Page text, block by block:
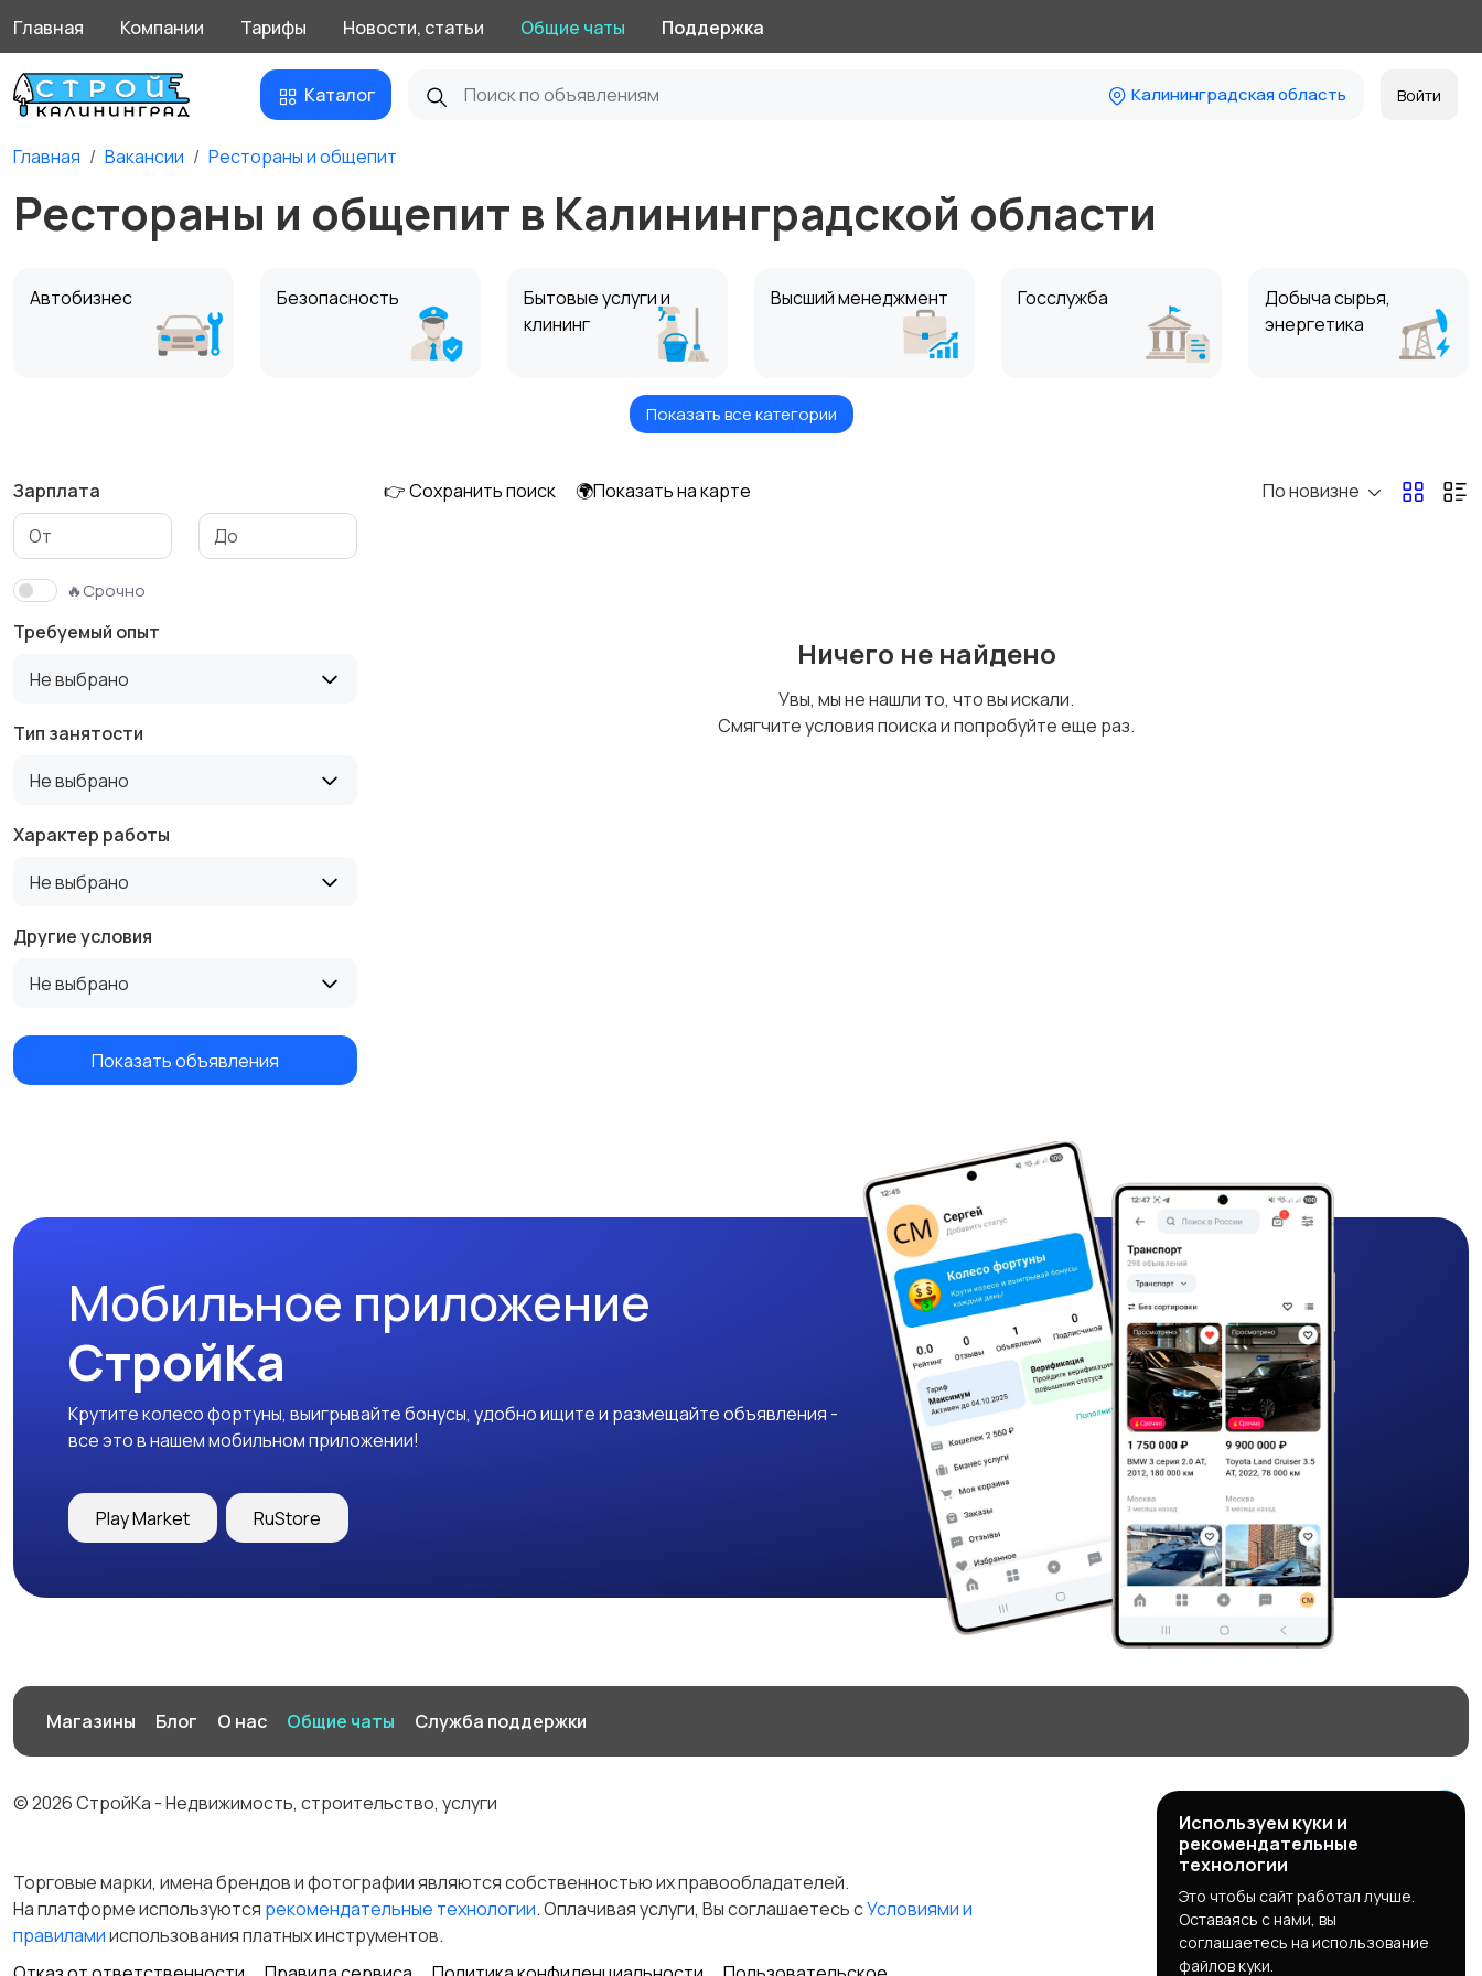
Главная Компании Тарифы Новости, статьи Общие чаты Поддержка
Каталог Калининградская область Войти
Главная Вакансии Рестораны и общепит
Рестораны и общепит в Калининградской области
Автобизнес Безопасность
Бытовые услуги и
клининг
Высший менеджмент Госслужба
Добыча сырья,
энергетика
Информационные
Искусство и
Начало карьеры
Производство
Рестораны и
Показать все категории
Зарплата
🔥Срочно
Требуемый опыт
Не выбрано
Тип занятости
Не выбрано
Характер работы
Не выбрано
Другие условия
Не выбрано
Показать объявления
👉 Сохранить поиск 🌍Показать на карте По новизне
Ничего не найдено
Увы, мы не нашли то, что вы искали.
Смягчите условия поиска и попробуйте еще раз.
Мобильное приложение
СтройКа
Крутите колесо фортуны, выигрывайте бонусы, удобно ищите и размещайте объявления -
все это в нашем мобильном приложении!
Play Market RuStore
Магазины Блог О нас Общие чаты Служба поддержки
© 2026 СтройКа - Недвижимость, строительство, услуги
Торговые марки, имена брендов и фотографии являются собственностью их правообладателей.
На платформе используются рекомендательные технологии. Оплачивая услуги, Вы соглашаетесь cУсловиями и
правиламииспользования платных инструментов.
Используем куки и
рекомендательные
технологии
Это чтобы сайт работал лучше.
Оставаясь с нами, вы
соглашаетесь на использование
файлов куки.